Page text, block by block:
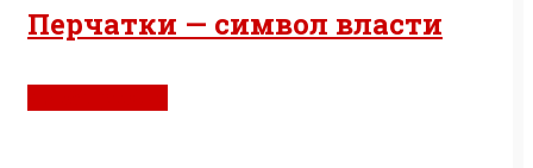
Перчатки — символ власти